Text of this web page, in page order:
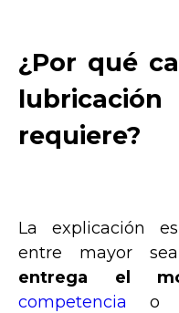
¿Por qué
requiere?
La explicación
entre mayor
entrega el
competencia o